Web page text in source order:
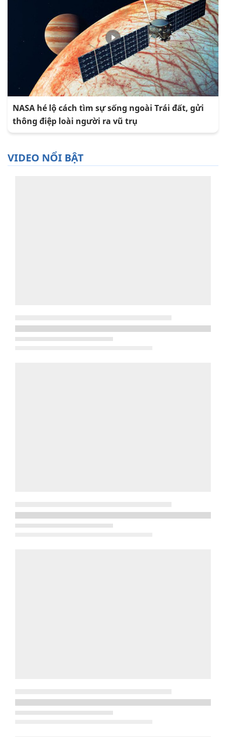
NASA hé lộ cách tìm sự sống ngoài Trái đất, gửi
thông điệp loài người ra vũ trụ
VIDEO NỔI BẬT